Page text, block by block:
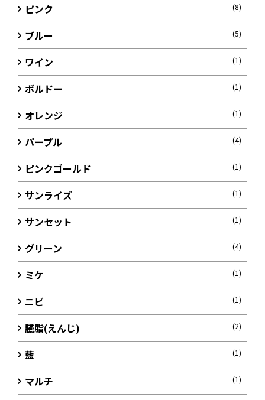
ピンク (8)
ブルー (5)
ワイン (1)
ボルドー (1)
オレンジ (1)
パープル (4)
ピンクゴールド (1)
サンライズ (1)
サンセット (1)
グリーン (4)
ミケ (1)
ニビ (1)
臙脂(えんじ) (2)
藍 (1)
マルチ (1)